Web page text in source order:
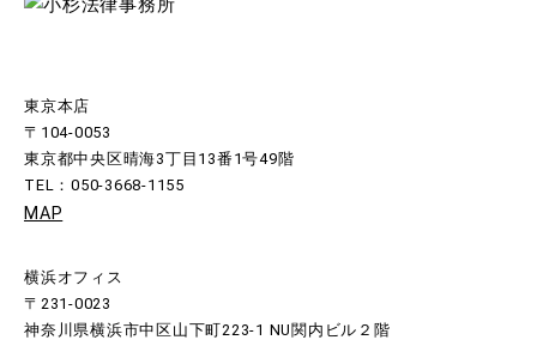
東京本店
〒104-0053
東京都中央区晴海3丁目13番1号49階
TEL：050-3668-1155
MAP
横浜オフィス
〒231-0023
神奈川県横浜市中区山下町223-1 NU関内ビル２階